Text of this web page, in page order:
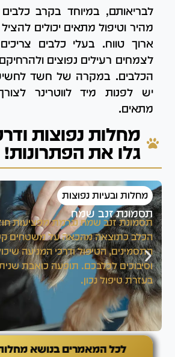
לבריאותם, במיוחד בקרב
מהיר וטיפול מתאים יכולים להציל
ארוך טווח. בעלי כלבים
לצמחים רעילים נפוצים
הכלבים. במקרה של חשד
יש לפנות מיד לווטרינר
מתאים.
מחלות נפוצות
גלו את הפתרונות!
מחלות ובעיות נפוצות
תסמונת זנב שמח
תסמונת זנב שמח נגרמת מפציעות
הכלב כתוצאה מהכאה על משטחים
התסמינים, הטיפול ודרכי המניעה
וסיבוכים לכלבכם. תופעה כואבת
בעזרת טיפול נכון.
לכל המאמרים בנושא מחלות